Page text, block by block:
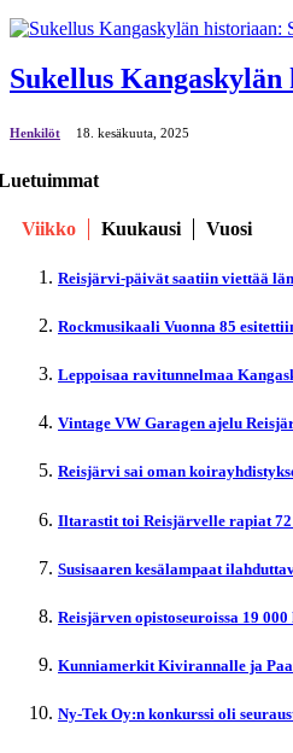
Sukellus
Henkilöt 18. kesäkuuta, 2025
Viikko Kuukausi Vuosi
Reisjärvi-päivät saatiin viettää
Rockmusikaali Vuonna 85
Leppoisaa ravitunnelmaa
Vintage VW Garagen ajelu
Reisjärvi sai oman
Iltarastit toi Reisjärvelle rapiat 72
Susisaaren kesälampaat
Reisjärven opistoseuroissa 19
Kunniamerkit Kivirannalle ja
Ny-Tek Oy:n konkurssi oli